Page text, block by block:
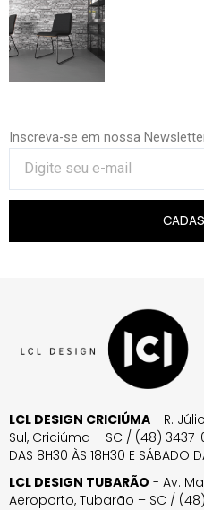
Inscreva-se em nossa
LCL DESIGN CRICIÚMA - R.
Sul, Criciúma – SC / (48) 3437-
DAS 8H30 ÀS 18H30 E SÁBADO
LCL DESIGN TUBARÃO - Av.
Aeroporto, Tubarão – SC / (48)